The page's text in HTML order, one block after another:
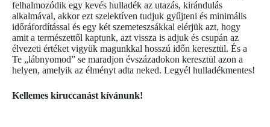
felhalmozódik egy kevés hulladék az utazás, kirándulás
alkalmával, akkor ezt szelektíven tudjuk gyűjteni és minimális
időráfordítással és egy két szemeteszsákkal elérjük azt, hogy
amit a természettől kaptunk, azt vissza is adjuk és csupán az
élvezeti értéket vigyük magunkkal hosszú időn keresztül. És a
Te „lábnyomod” se maradjon évszázadokon keresztül azon a
helyen, amelyik az élményt adta neked. Legyél hulladékmentes!
Kellemes kiruccanást kívánunk!